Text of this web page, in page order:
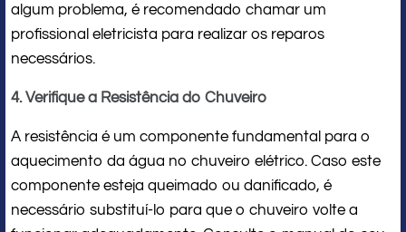
algum problema, é recomendado chamar um
profissional eletricista para realizar os reparos
necessários.
4. Verifique a Resistência do Chuveiro
A resistência é um componente fundamental para o
aquecimento da água no chuveiro elétrico. Caso este
componente esteja queimado ou danificado, é
necessário substituí-lo para que o chuveiro volte a